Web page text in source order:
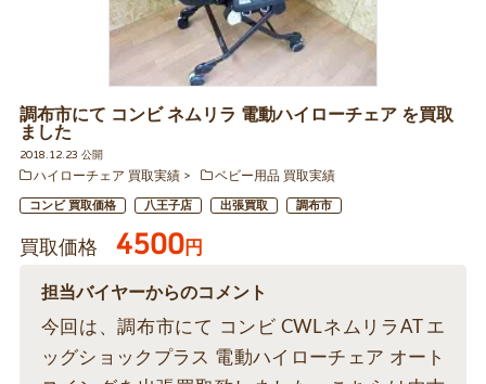
調布市にて コンビ ネムリラ 電動ハイローチェア を買取
ました
2018.12.23 公開
ハイローチェア 買取実績
ベビー用品 買取実績
コンビ 買取価格 八王子店 出張買取 調布市
買取価格 4500円
担当バイヤーからのコメント
今回は、調布市にて コンビ CWLネムリラAT エ
ッグショックプラス 電動ハイローチェア オート